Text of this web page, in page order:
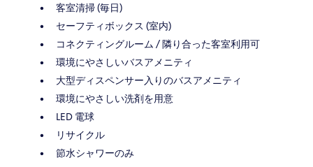
客室清掃 (毎日)
セーフティボックス (室内)
コネクティングルーム / 隣り合った客室利用可
環境にやさしいバスアメニティ
大型ディスペンサー入りのバスアメニティ
環境にやさしい洗剤を用意
LED 電球
リサイクル
節水シャワーのみ